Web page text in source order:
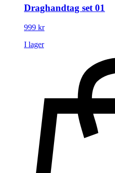
Draghandtag set 01
999 kr
I lager